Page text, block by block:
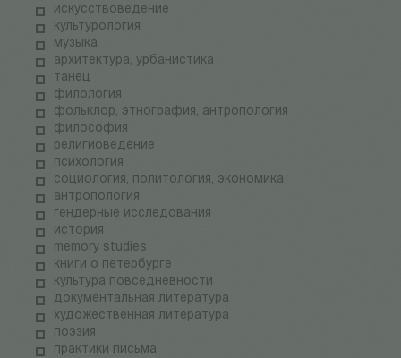
искусствоведение
культурология
музыка
архитектура, урбанистика
танец
филология
фольклор, этнография, антропология
философия
религиоведение
психология
социология, политология, экономика
антропология
гендерные исследования
история
memory studies
книги о петербурге
культура повседневности
документальная литература
художественная литература
поэзия
практики письма